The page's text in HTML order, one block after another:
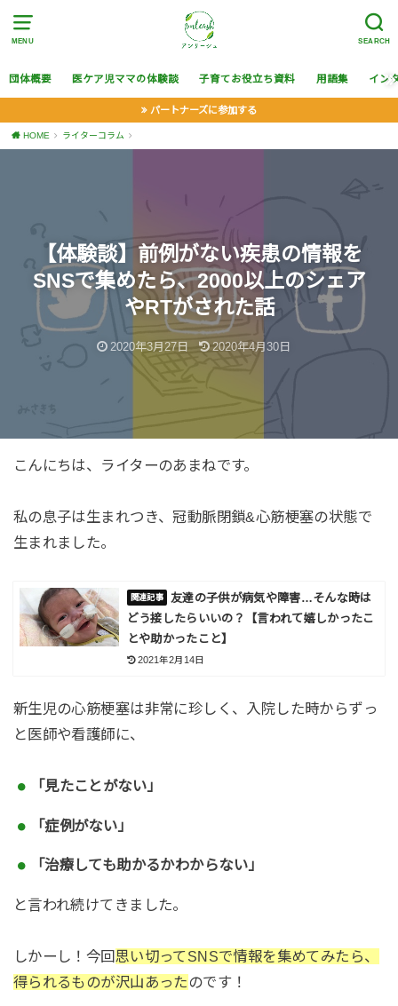
MENU SEARCH
団体概要 医ケア児ママの体験談 子育てお役立ち資料 用語集 イン
パートナーズに参加する
HOME ライターコラム
【体験談】前例がない疾患の情報を
SNSで集めたら、2000以上のシェア
やRTがされた話
2020年3月27日 2020年4月30日
こんにちは、ライターのあまねです。
私の息子は生まれつき、冠動脈閉鎖&心筋梗塞の状態で
生まれました。
友達の子供が病気や障害…そんな時は
どう接したらいいの？【言われて嬉しかったこ
とや助かったこと】
2021年2月14日
新生児の心筋梗塞は非常に珍しく、入院した時からずっ
と医師や看護師に、
「見たことがない」
「症例がない」
「治療しても助かるかわからない」
と言われ続けてきました。
しかーし！今回 思い切ってSNSで情報を集めてみたら、
得られるものが沢山あったのです！